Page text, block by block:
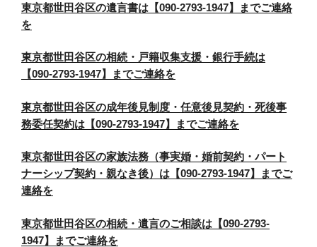
東京都世田谷区の遺言書は【090-2793-1947】までご連絡
を
東京都世田谷区の相続・戸籍収集支援・銀行手続は
【090-2793-1947】までご連絡を
東京都世田谷区の成年後見制度・任意後見契約・死後事
務委任契約は【090-2793-1947】までご連絡を
東京都世田谷区の家族法務（事実婚・婚前契約・パート
ナーシップ契約・親なき後）は【090-2793-1947】までご
連絡を
東京都世田谷区の相続・遺言のご相談は【090-2793-
1947】までご連絡を